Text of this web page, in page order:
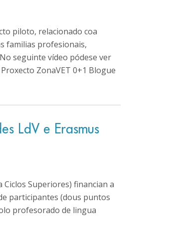
piloto, relacionado coa
familias profesionais,
seguinte vídeo pódese ver
ZonaVET 0+1 Blogue
LdV e Erasmus
Superiores) financian a
participantes (dous puntos
profesorado de lingua